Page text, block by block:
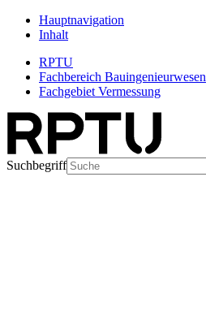
Hauptnavigation
Inhalt
RPTU
Fachbereich Bauingenieurwesen
Fachgebiet Vermessung
Suchbegriff